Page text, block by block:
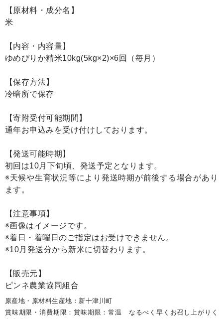
【原材料・成分名】
米
【内容・内容量】
ゆめぴりか精米10kg(5kg×2)×6回（毎月）
【保存方法】
冷暗所で保存
【寄附受付可能期間】
通年お申込みを受け付けしております。
【発送可能時期】
初回は10月下旬頃、発送予定となります。
※天候や生育状況等により発送時期が前後する場合があり
ます。
【注意事項】
※画像はイメージです。
※着日・着曜日のご指定はお受けできません。
※10月発送分から新米に切替わります。
【販売元】
ピンネ農業協同組合
原産地・原材料生産地：新十津川町
賞味期限・消費期限：賞味期限：常温 なるべく早くお召し上がりく